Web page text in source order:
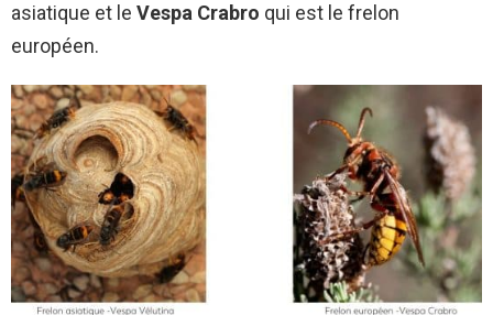
asiatique et le Vespa Crabro qui est le frelon
européen.